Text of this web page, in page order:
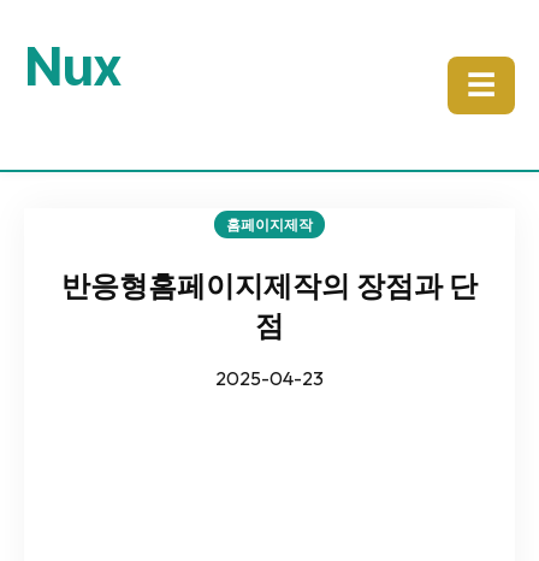
Nux ☰
홈페이지제작
반응형홈페이지제작의 장점과 단
점
2025-04-23